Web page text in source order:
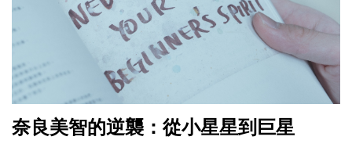
奈良美智的逆襲：從小星星到巨星